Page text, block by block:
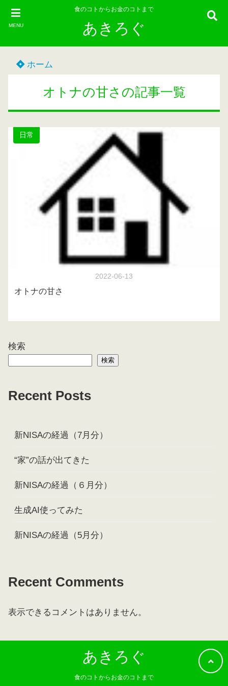
MENU
食のコトからお金のコトまで
あきろぐ
ホーム
オトナの甘さの記事一覧
日常
2022-06-13
オトナの甘さ
検索
検索
Recent Posts
新NISAの経過（7月分）
“家”の話が出てきた
新NISAの経過（６月分）
生成AI使ってみた
新NISAの経過（5月分）
Recent Comments
表示できるコメントはありません。
あきろぐ
食のコトからお金のコトまで